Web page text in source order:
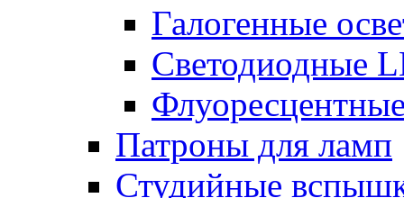
Галогенные
Светодиодные
Патроны для ламп
Студийные